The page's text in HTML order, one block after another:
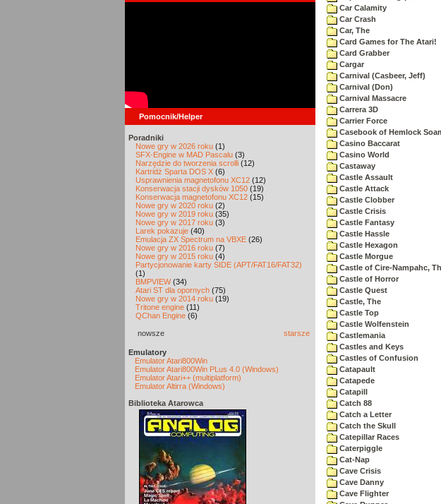
Pomocnik/Helper
Poradniki
Nowe gry w 2026 roku (1)
SFX-Engine w MAD Pascalu (3)
Narzędzie do tworzenia scrolli (12)
Kartridż Sparta DOS X (6)
Usprawnienia magnetofonu XC12 (12)
Konserwacja stacji dysków 1050 (19)
Konserwacja magnetofonu XC12 (15)
Nowe gry w 2020 roku (2)
Nowe gry w 2019 roku (35)
Nowe gry w 2017 roku (3)
Larek pokazuje (40)
Emulacja ZX Spectrum na VBXE (26)
Nowe gry w 2016 roku (7)
Nowe gry w 2015 roku (4)
Partycjonowanie karty SIDE (APT/FAT16/FAT32)
(1)
BMPVIEW(34)
Atari ST dla opornych (75)
Nowe gry w 2014 roku (19)
Tritone engine (11)
QChan Engine (6)
nowsze starsze
Emulatory
Emulator Atari800Win
Emulator Atari800Win PLus 4.0 (Windows)
Emulator Atari++ (multiplatform)
Emulator Altirra (Windows)
Biblioteka Atarowca
Car Calamity
Car Crash
Car, The
Card Games for The Atari!
Card Grabber
Cargar
Carnival (Casbeer, Jeff)
Carnival (Don)
Carnival Massacre
Carrera 3D
Carrier Force
Casebook of Hemlock
Casino Baccarat
Casino World
Castaway
Castle Assault
Castle Attack
Castle Clobber
Castle Crisis
Castle Fantasy
Castle Hassle
Castle Hexagon
Castle Morgue
Castle of Cire-Nampahc,
Castle of Horror
Castle Quest
Castle, The
Castle Top
Castle Wolfenstein
Castlemania
Castles and Keys
Castles of Confusion
Catapault
Catapede
Catapill
Catch 88
Catch a Letter
Catch the Skull
Catepillar Races
Caterpiggle
Cat-Nap
Cave Crisis
Cave Danny
Cave Flighter